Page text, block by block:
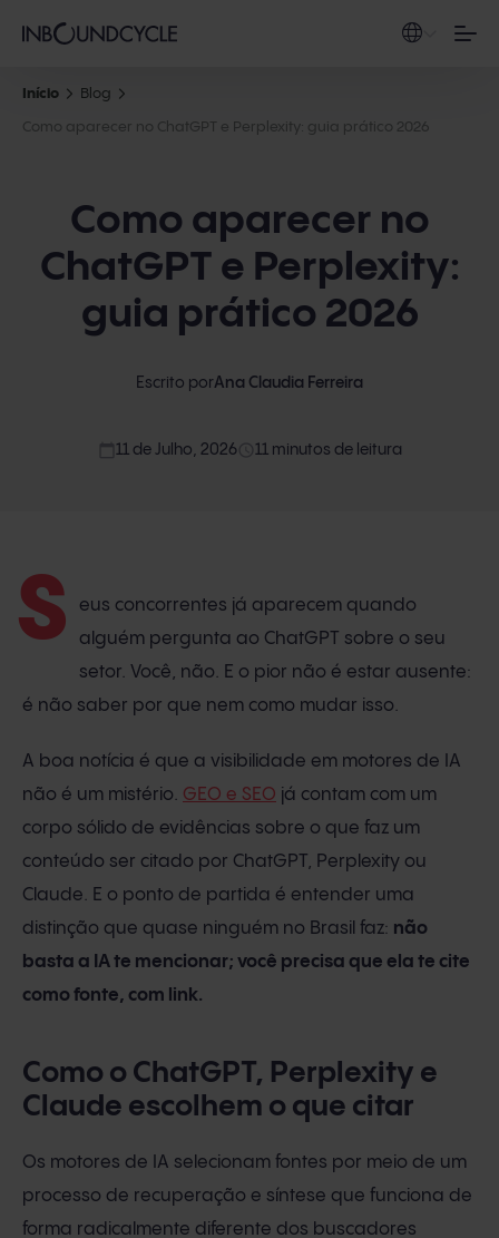
Início Blog
Como aparecer no ChatGPT e Perplexity: guia prático 2026
Como aparecer no
ChatGPT e Perplexity:
guia prático 2026
Escrito porAna Claudia Ferreira
access_time 11 minutos de leitura
11 de Julho, 2026
S
eus concorrentes já aparecem quando
alguém pergunta ao ChatGPT sobre o seu
setor. Você, não. E o pior não é estar ausente:
é não saber por que nem como mudar isso.
A boa notícia é que a visibilidade em motores de IA
não é um mistério. GEO e SEO já contam com um
corpo sólido de evidências sobre o que faz um
conteúdo ser citado por ChatGPT, Perplexity ou
Claude. E o ponto de partida é entender uma
distinção que quase ninguém no Brasil faz: não
basta a IA te mencionar; você precisa que ela te cite
como fonte, com link.
Como o ChatGPT, Perplexity e
Claude escolhem o que citar
Os motores de IA selecionam fontes por meio de um
processo de recuperação e síntese que funciona de
forma radicalmente diferente dos buscadores